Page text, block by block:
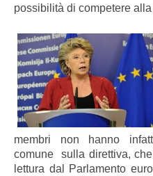
possibilità di competere
membri non hanno
comune sulla direttiva,
lettura dal Parlamento